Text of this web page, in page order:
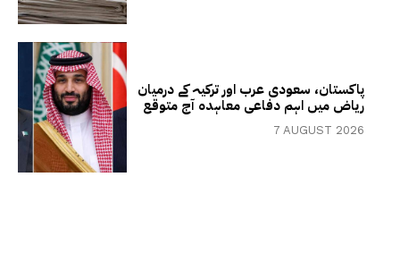
پاکستان، سعودی عرب اور ترکیہ کے درمیان
ریاض میں اہم دفاعی معاہدہ آج متوقع
7 AUGUST 2026